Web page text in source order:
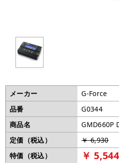
メーカー
G-Force
品番
G0344
商品名
GMD660P
定価（税込）
￥ 6,930
特価（税込）
￥ 5,544